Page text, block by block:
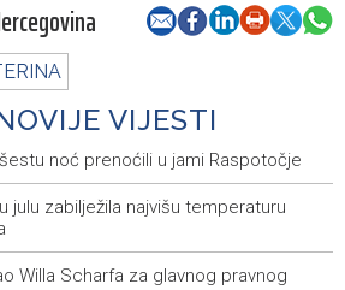
VIJESTI
noć prenoćili u jami Raspotočje
julu zabilježila najvišu temperaturu
Willa Scharfa za glavnog pravnog